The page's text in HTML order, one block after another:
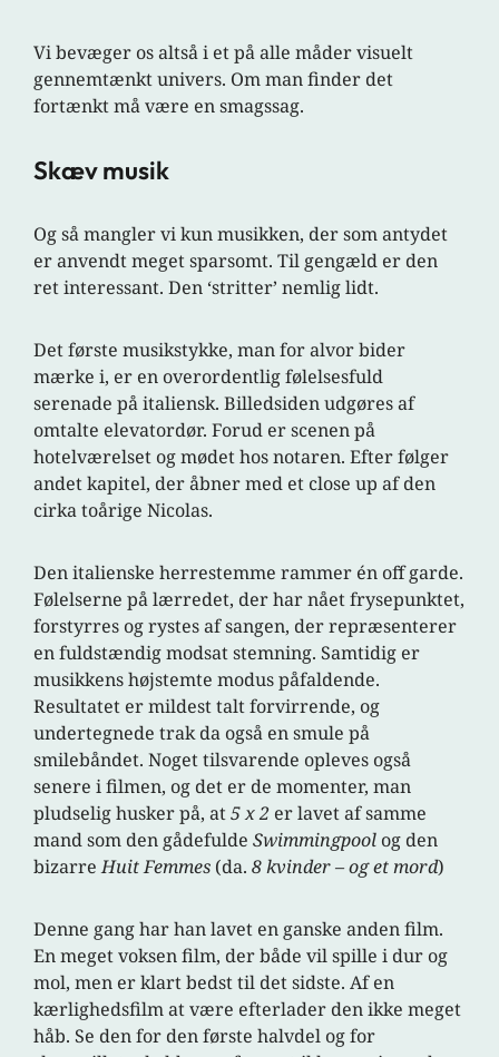
Vi bevæger os altså i et på alle måder visuelt
gennemtænkt univers. Om man finder det
fortænkt må være en smagssag.
Skæv musik
Og så mangler vi kun musikken, der som antydet
er anvendt meget sparsomt. Til gengæld er den
ret interessant. Den ‘stritter’ nemlig lidt.
Det første musikstykke, man for alvor bider
mærke i, er en overordentlig følelsesfuld
serenade på italiensk. Billedsiden udgøres af
omtalte elevatordør. Forud er scenen på
hotelværelset og mødet hos notaren. Efter følger
andet kapitel, der åbner med et close up af den
cirka toårige Nicolas.
Den italienske herrestemme rammer én off garde.
Følelserne på lærredet, der har nået frysepunktet,
forstyrres og rystes af sangen, der repræsenterer
en fuldstændig modsat stemning. Samtidig er
musikkens højstemte modus påfaldende.
Resultatet er mildest talt forvirrende, og
undertegnede trak da også en smule på
smilebåndet. Noget tilsvarende opleves også
senere i filmen, og det er de momenter, man
pludselig husker på, at5 x 2 er lavet af samme
mand som den gådefuldeSwimmingpool og den
bizarreHuit Femmes (da.8 kvinder – og et mord)
Denne gang har han lavet en ganske anden film.
En meget voksen film, der både vil spille i dur og
mol, men er klart bedst til det sidste. Af en
kærlighedsfilm at være efterlader den ikke meget
håb. Se den for den første halvdel og for